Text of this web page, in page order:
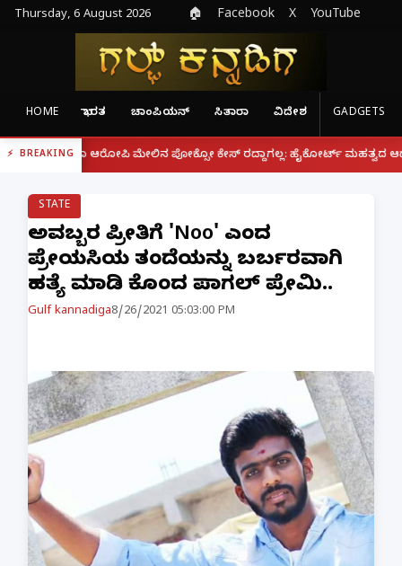
Thursday, 6 August 2026 🏠 Facebook X YouTube
HOME ಭಾರತ ಚಾಂಪಿಯನ್ ಸಿತಾರಾ ವಿದೇಶ GADGETS
BREAKING
ಆರೋಪಿ ಮೇಲಿನ ಪೋಕ್ಸೋ ಕೇಸ್ ರದ್ದಾಗಲ್ಲ: ಹೈಕೋರ್ಟ್ ಮಹತ್ವದ ಆದೇಶ |
STATE
ಅವರಿಬ್ಬರ ಪ್ರೀತಿಗೆ 'Noo' ಎಂದ
ಪ್ರೇಯಸಿಯ ತಂದೆಯನ್ನು ಬರ್ಬರವಾಗಿ
ಹತ್ಯೆ ಮಾಡಿ ಕೊಂದ ಪಾಗಲ್ ಪ್ರೇಮಿ..
Gulf kannadiga8/26/2021 05:03:00 PM